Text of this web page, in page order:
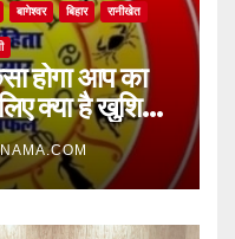
बागेश्वर बिहार रानीखेत
होगा आप का
क्या है खुशियां,